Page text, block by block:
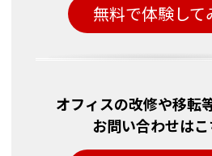
無料で体験して
オフィスの改修や移転
お問い合わせはこ